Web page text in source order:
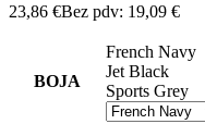
23,86 €Bez pdv: 19,09 €
BOJA
French Navy
Jet Black
Sports Grey